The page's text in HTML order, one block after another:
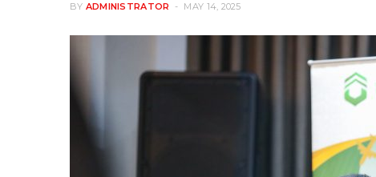
BY ADMINISTRATOR MAY 14, 2025